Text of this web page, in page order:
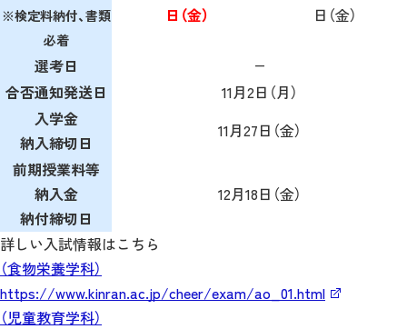
※検定料納付、書類
必着
日（金）
日（金）
選考日
―
合否通知発送日
11月2日（月）
入学金
納入締切日
11月27日（金）
前期授業料等
納入金
納付締切日
12月18日（金）
詳しい入試情報はこちら
（食物栄養学科）
https://www.kinran.ac.jp/cheer/exam/ao_01.html
（児童教育学科）